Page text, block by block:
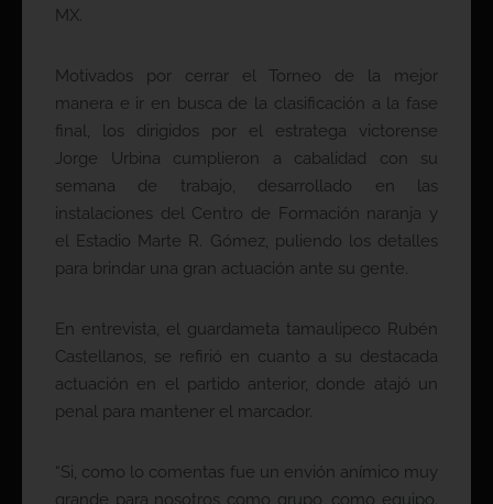
MX.
Motivados por cerrar el Torneo de la mejor
manera e ir en busca de la clasificación a la fase
final, los dirigidos por el estratega victorense
Jorge Urbina cumplieron a cabalidad con su
semana de trabajo, desarrollado en las
instalaciones del Centro de Formación naranja y
el Estadio Marte R. Gómez, puliendo los detalles
para brindar una gran actuación ante su gente.
En entrevista, el guardameta tamaulipeco Rubén
Castellanos, se refirió en cuanto a su destacada
actuación en el partido anterior, donde atajó un
penal para mantener el marcador.
“Si, como lo comentas fue un envión anímico muy
grande para nosotros como grupo, como equipo.